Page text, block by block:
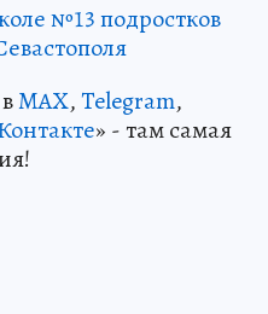
№13 подростков
MAX,Telegram,
» - там самая